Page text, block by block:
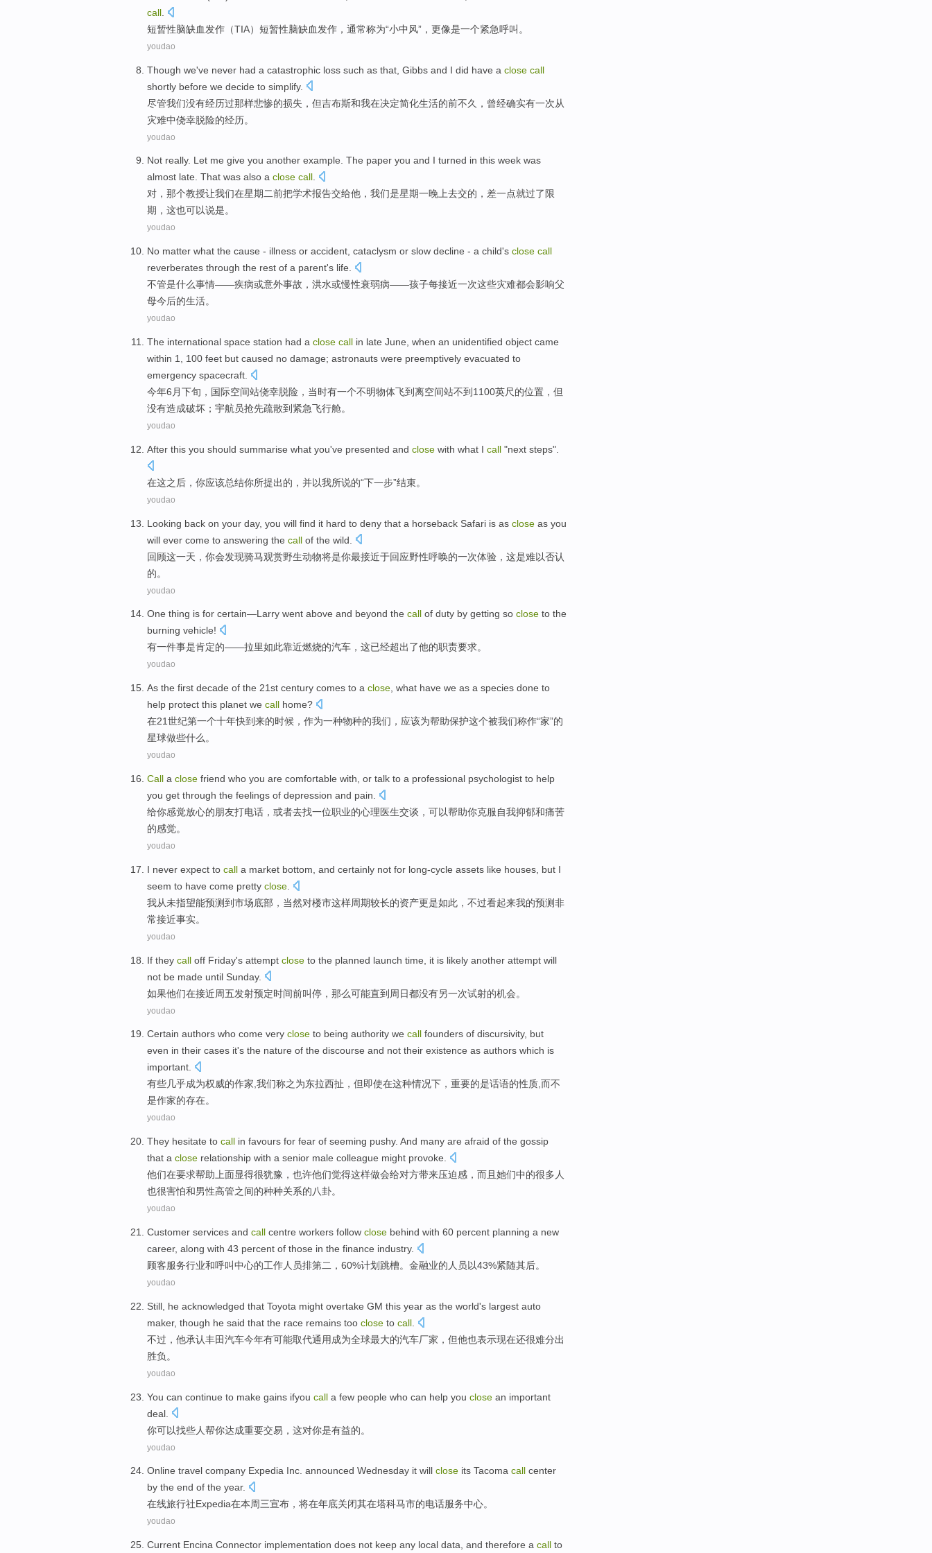
call
短暂性脑缺血发作 （TIA）短暂性脑缺血发作， 通常称为“小中风”， 更像是一个紧急呼叫。
youdao
Though we've never had a catastrophic loss such as that, Gibbs and I did have a close call
shortly before we decide to simplify.
尽管我们没有经历过那样悲惨的损失 ，但吉布斯和我在决定简化生活的前不久 ， 曾经确实有一次从
灾难中侥幸脱险的经历。
youdao
Not really. Let me give you another example. The paper you and I turned in this week was
almost late. That was also a close call.
对， 那个教授让我们在星期二前把学术报告交给他 ，我们是星期一晚上去交的， 差一点就过了 限
期 ， 这也可以说是。
youdao
No matter what the cause - illness or accident cataclysm or slow decline - a child's close call
reverberates through the rest of a parent's life
不管是什么事情——疾病或意外事故 ， 洪水或慢性衰弱病——孩子每接近一次这些灾难都会影响父
母今后的生活。
youdao
The international space station had a close call in late June when an unidentified object came
within 1, 100 feet but caused no damage; astronauts were preemptively evacuated to
emergency spacecraft
今年6月下旬 ， 国际空间站侥幸脱险， 当时有一个不明物体飞到离空间站不到1100英尺的位置， 但
没有造成破坏 ； 宇航员抢先疏散到 紧急飞行舱。
youdao
After this you should summarise what you've presented and close with what I call "next steps".
在这之后， 你应该总结你所提出的， 并以我所说的“下一步”结束。
youdao
Looking back on your day, you will find it hard to deny that a horseback Safari is as close as you
will ever come to answering the call of the wild.
回顾这一天 ， 你会发现骑马观赏野生动物将是你最接近于回应野性呼唤的一次体验，这是难以否认
的。
youdao
One thing is for certain—Larry went above and beyond the call of duty by getting so close to the
burning vehicle!
有一件事是肯定的——拉里如此靠近燃烧的汽车，这已经超出了他的职责要求。
youdao
As the first decade of the 21st century comes to a close what have we as a species done to
help protect this planet we call home?
在21世纪第一个十年快到来的时候， 作为一种物种的我们 ，应该为帮助保护这个被我们称作“家”的
星球做些什么 。
youdao
Call a close friend who you are comfortable with, or talk to a professional psychologist to help
you get through the feelings of depression and pain
给你感觉放心的朋友打电话 ， 或者去找一位职业的心理医生交谈 ， 可以帮助你克服自我抑郁和痛苦
的感觉。
youdao
I never expect to call a market bottom , and certainly not for long-cycle assets like houses, but I
seem to have come pretty close
我从未指望能预测到市场底部 ， 当然对楼市这样周期较长的资产更是如此 ， 不过看起来我的预测非
常接近事实。
youdao
If they call off Friday's attempt close to the planned launch time it is likely another attempt will
not be made until Sunday.
如果他们在接近周五发射预定时间前叫停， 那么可能直到周日都没有另一次试射的机会。
youdao
Certain authors who come very close to being authority we call founders of discursivity, but
even in their cases it's the nature of the discourse and not their existence as authors which is
important.
有些几乎成为权威的作家,我们称之为东拉西扯 ， 但即使在这种情况下 ，重要的是话语的性质,而不
是作家的存在。
youdao
They hesitate to call in favours for fear of seeming pushy. And many are afraid of the gossip
that a close relationship with a senior male colleague might provoke.
他们在要求帮助上面显得很犹豫 ，也许他们觉得这样做会给对方带来压迫感 ， 而且 她们中的很多 人
也很害怕和男性高管之间的种种关系的八卦。
youdao
Customer services and call centre workers follow close behind with 60 percent planning a new
career, along with 43 percent of those in the finance industry.
顾客服务行业和呼叫中心的工作人员排第二，60%计划 跳槽。金融业的人员以43%紧随其后。
youdao
Still he acknowledged that Toyota might overtake GM this year as the world's largest auto
maker, though he said that the race remains too close to call
不过 ， 他承认丰田汽车今年有可能取代通用成为全球最大的汽车厂家 ， 但他也表示现在还很难分出
胜负。
youdao
You can continue to make gains ifyou call a few people who can help you close an important
deal
你可以找些人帮你达成重要交易，这对你是有益的。
youdao
Online travel company Expedia Inc. announced Wednesday it will close its Tacoma call center
by the end of the year.
在线旅行社Expedia在本周三宣布 ， 将在年底关闭其在塔科马市的电话服务中心。
youdao
Current Encina Connector implementation does not keep any local data , and therefore a call to